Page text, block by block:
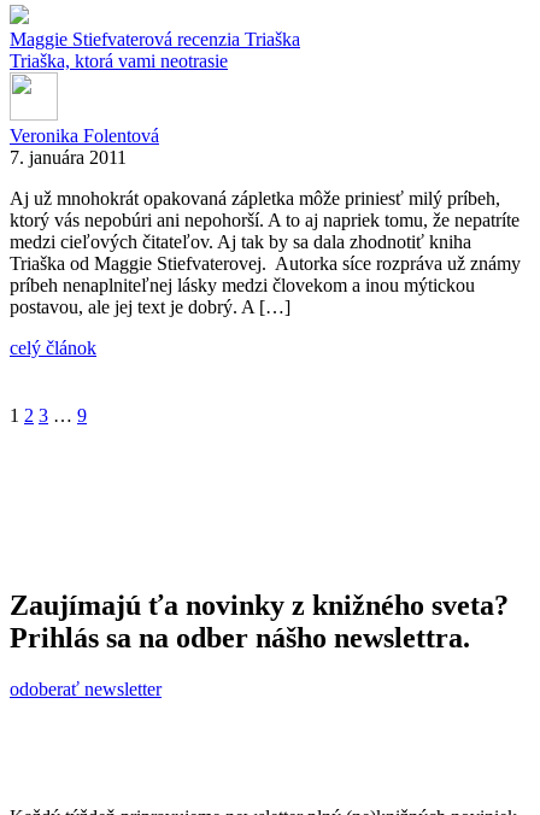
Maggie Stiefvaterová recenzia Triaška
Triaška, ktorá vami neotrasie
Veronika Folentová
7. januára 2011
Aj už mnohokrát opakovaná zápletka môže priniesť milý príbeh,
ktorý vás nepobúri ani nepohorší. A to aj napriek tomu, že nepatríte
medzi cieľových čitateľov. Aj tak by sa dala zhodnotiť kniha
Triaška od Maggie Stiefvaterovej. Autorka síce rozpráva už známy
príbeh nenaplniteľnej lásky medzi človekom a inou mýtickou
postavou, ale jej text je dobrý. A […]
celý článok
1 2 3 … 9
Zaujímajú ťa novinky z knižného sveta?
Prihlás sa na odber nášho newslettra.
odoberať newsletter